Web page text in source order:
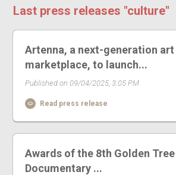
Last press releases "culture"
Artenna, a next-generation art
marketplace, to launch...
Published on 09/04/2025, 3:05 PM
Read press release
Awards of the 8th Golden
Documentary ...